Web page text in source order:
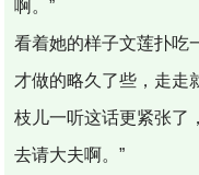
啊。”
看着她的样子文莲扑吃
才做的略久了些，走走
枝儿一听这话更紧张了
去请大夫啊。”